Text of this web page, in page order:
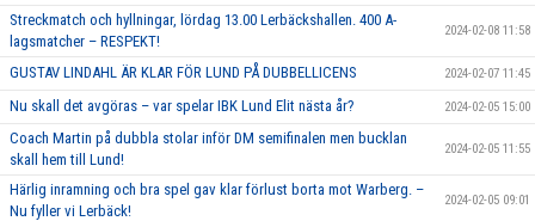
Streckmatch och hyllningar, lördag 13.00 Lerbäckshallen. 400 A-
lagsmatcher – RESPEKT!
2024-02-08 11:58
GUSTAV LINDAHL ÄR KLAR FÖR LUND PÅ DUBBELLICENS 2024-02-07 11:45
Nu skall det avgöras – var spelar IBK Lund Elit nästa år? 2024-02-05 15:00
Coach Martin på dubbla stolar inför DM semifinalen men bucklan
skall hem till Lund!
2024-02-05 11:55
Härlig inramning och bra spel gav klar förlust borta mot Warberg. –
Nu fyller vi Lerbäck!
2024-02-05 09:01